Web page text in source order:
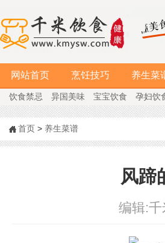
网站首页 烹饪技巧 养生菜
饮食禁忌 异国美味 宝宝饮食 孕妇饮
首页 > 养生菜谱
风蹄
编辑:千